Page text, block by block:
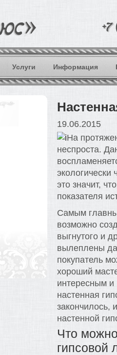
Услуги Информация
19.06.2015
На
неспроста.
экологически
это значит,
показателя
Самым
возможно
выгнутого и
вылеплены
покупатель
хороший
интересным и
настенная
закончилось,
настенной
Что
гипсовой